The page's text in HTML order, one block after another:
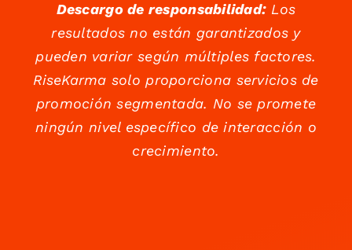
Descargo de responsabilidad:Los
resultados no están garantizados y
pueden variar según múltiples factores.
RiseKarma solo proporciona servicios de
promoción segmentada. No se promete
ningún nivel específico de interacción o
crecimiento.